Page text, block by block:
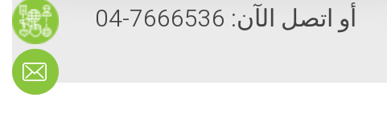
أو اتصل الآن: 7666536-04